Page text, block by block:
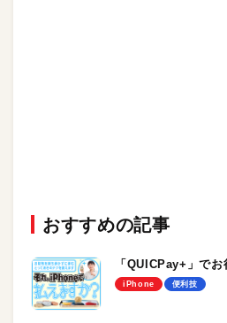
おすすめの記事
「QUICPay+」で
iPhone 便利技